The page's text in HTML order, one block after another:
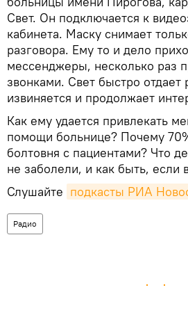
Свет. Он подключается к
кабинета. Маску снимает
разговора. Ему то и дело
мессенджеры, несколько раз
звонками. Свет быстро отдает
извиняется и продолжает
Как ему удается привлекать
помощи больнице? Почему
болтовня с пациентами? Что
не заболели, и как быть, если
Слушайте подкасты РИА
Радио